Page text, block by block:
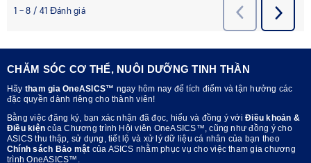
CHĂM SÓC CƠ THỂ, NUÔI DƯỠNG TINH THẦN
Hãy tham gia OneASICS™ ngay hôm nay để tích điểm và tận hưởng các
đặc quyền dành riêng cho thành viên!
Bằng việc đăng ký, bạn xác nhận đã đọc, hiểu và đồng ý với Điều khoản &
Điều kiện của Chương trình Hội viên OneASICS™, cũng như đồng ý cho
ASICS thu thập, sử dụng, tiết lộ và xử lý dữ liệu cá nhân của bạn theo
Chính sách Bảo mật của ASICS nhằm phục vụ cho việc tham gia chương
trình OneASICS™.